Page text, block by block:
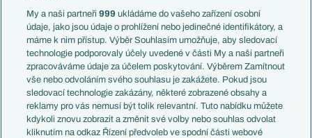
Témata
Představení týmů MS
EuroSkauting
PL v kostce
Evropské koeficienty
Přestupy
Přestupové spekulace
Zranění
Francie
Itálie
Německo
Španělsko
Argentina
Brazílie
Přestupy
Zápasy
My a naši partneři999 ukládáme do vašeho zařízení osobní
údaje, jako jsou údaje o prohlížení nebo jedinečné identifikátory, a
máme k nim přístup. Výběr Souhlasím umožňuje, aby sledovací
technologie podporovaly účely uvedené v části My a naši partneři
zpracováváme údaje za účelem poskytování. Výběrem Zamítnout
vše nebo odvoláním svého souhlasu je zakážete. Pokud jsou
sledovací technologie zakázány, některé zobrazené obsahy a
reklamy pro vás nemusí být tolik relevantní. Tuto nabídku můžete
kdykoli znovu zobrazit a změnit své volby nebo souhlas odvolat
kliknutím na odkaz Řízení předvoleb ve spodní části webové